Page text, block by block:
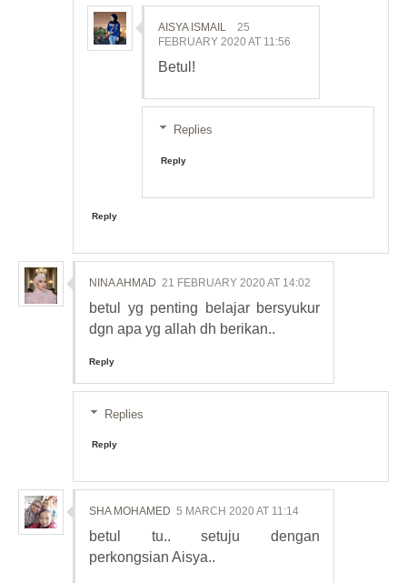
AISYA ISMAIL
25
FEBRUARY 2020 AT 11:56
Betul!
Replies
Reply
Reply
NINA AHMAD 21 FEBRUARY 2020 AT 14:02
betul yg penting belajar bersyukur
dgn apa yg allah dh berikan..
Reply
Replies
Reply
SHA MOHAMED 5 MARCH 2020 AT 11:14
betul tu.. setuju dengan
perkongsian Aisya..